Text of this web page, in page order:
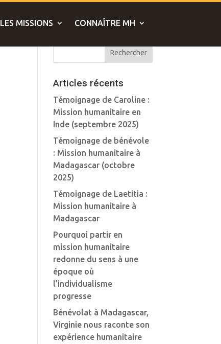
LES MISSIONS CONNAÎTRE MH
Articles récents
Témoignage de Caroline :
Mission humanitaire en
Inde (septembre 2025)
Témoignage de bénévole
: Mission humanitaire à
Madagascar (octobre
2025)
Témoignage de Laetitia :
Mission humanitaire à
Madagascar
Pourquoi partir en
mission humanitaire
redonne du sens à une
époque où
l’individualisme
progresse
Bénévolat à Madagascar,
Virginie nous raconte son
expérience humanitaire